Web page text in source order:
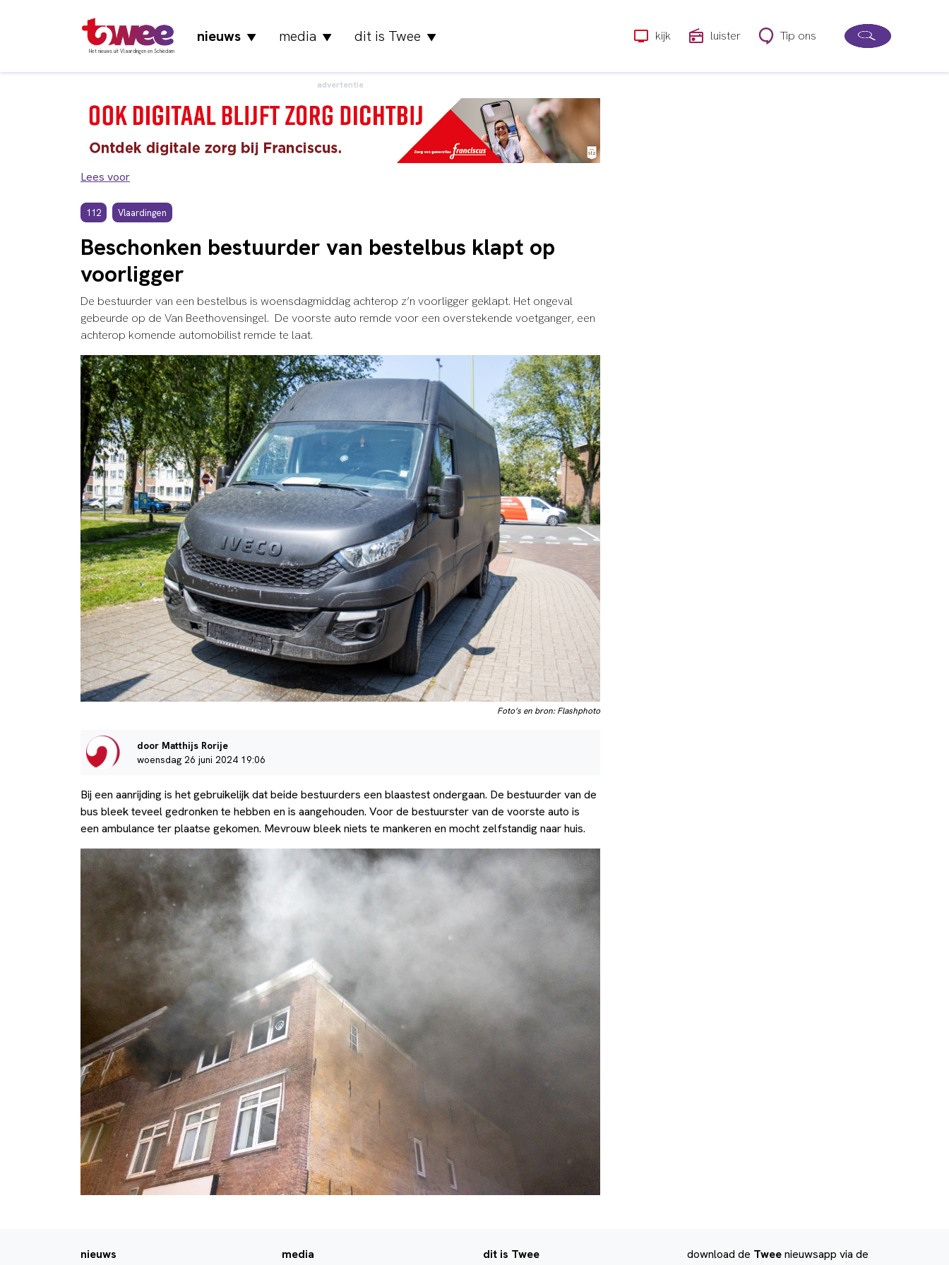
Het nieuws uit Vlaardingen en Schiedam
nieuws▼ media ▼ dit is Twee ▼ kijk luister Tip ons
advertentie
Lees voor
112 Vlaardingen
Beschonken bestuurder van bestelbus klapt op
voorligger
De bestuurder van een bestelbus is woensdagmiddag achterop z’n voorligger geklapt. Het ongeval
gebeurde op de Van Beethovensingel. De voorste auto remde voor een overstekende voetganger, een
achterop komende automobilist remde te laat.
Foto’s en bron: Flashphoto
door Matthijs Rorije
woensdag 26 juni 2024 19:06
Bij een aanrijding is het gebruikelijk dat beide bestuurders een blaastest ondergaan. De bestuurder van de
bus bleek teveel gedronken te hebben en is aangehouden. Voor de bestuurster van de voorste auto is
een ambulance ter plaatse gekomen. Mevrouw bleek niets te mankeren en mocht zelfstandig naar huis.
nieuws media dit is Twee download de Tweenieuwsapp via de